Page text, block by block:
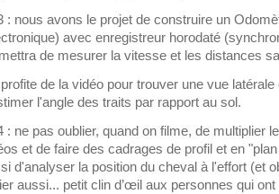
: nous avons le projet de construire un
avec enregistreur horodaté
de mesurer la vitesse et les distances
de la vidéo pour trouver une vue
l'angle des traits par rapport au sol.
: ne pas oublier, quand on filme, de multiplier
et de faire des cadrages de profil et en
d'analyser la position du cheval à l'effort (et
aussi... petit clin d’œil aux personnes qui